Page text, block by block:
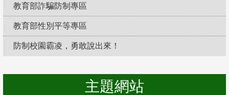
教育部詐騙防制專區
教育部性別平等專區
防制校園霸凌，勇敢說出來！
主題網站